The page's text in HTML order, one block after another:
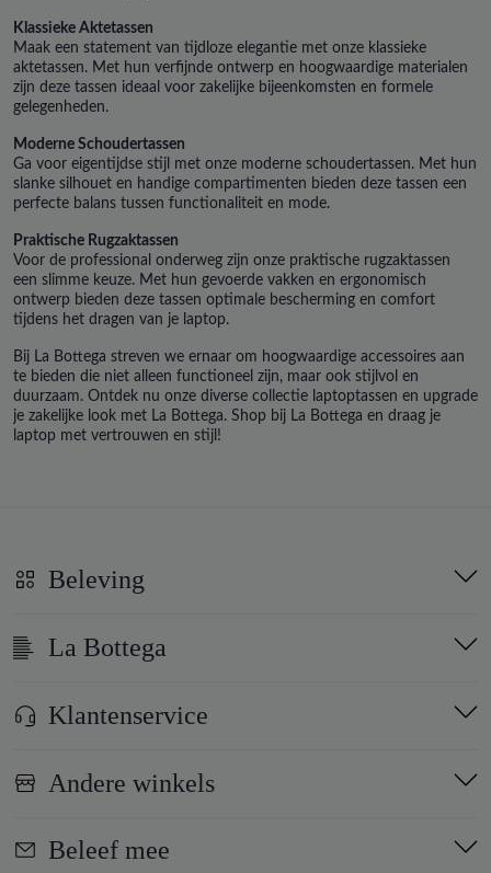
Klassieke Aktetassen
Maak een statement van tijdloze elegantie met onze klassieke
aktetassen. Met hun verfijnde ontwerp en hoogwaardige materialen
zijn deze tassen ideaal voor zakelijke bijeenkomsten en formele
gelegenheden.
Moderne Schoudertassen
Ga voor eigentijdse stijl met onze moderne schoudertassen. Met hun
slanke silhouet en handige compartimenten bieden deze tassen een
perfecte balans tussen functionaliteit en mode.
Praktische Rugzaktassen
Voor de professional onderweg zijn onze praktische rugzaktassen
een slimme keuze. Met hun gevoerde vakken en ergonomisch
ontwerp bieden deze tassen optimale bescherming en comfort
tijdens het dragen van je laptop.
Bij La Bottega streven we ernaar om hoogwaardige accessoires aan
te bieden die niet alleen functioneel zijn, maar ook stijlvol en
duurzaam. Ontdek nu onze diverse collectie laptoptassen en upgrade
je zakelijke look met La Bottega. Shop bij La Bottega en draag je
laptop met vertrouwen en stijl!
Beleving
La Bottega
Klantenservice
Andere winkels
Beleef mee